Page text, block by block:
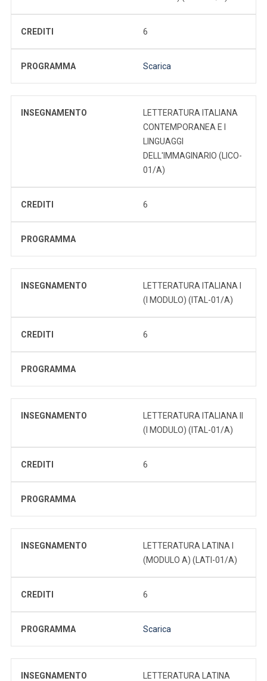
CREDITI 6
PROGRAMMA Scarica
INSEGNAMENTO
LETTERATURA ITALIANA
CONTEMPORANEA E I
LINGUAGGI
DELL'IMMAGINARIO (LICO-
01/A)
CREDITI 6
PROGRAMMA
INSEGNAMENTO
LETTERATURA ITALIANA I
(I MODULO) (ITAL-01/A)
CREDITI 6
PROGRAMMA
INSEGNAMENTO
LETTERATURA ITALIANA II
(I MODULO) (ITAL-01/A)
CREDITI 6
PROGRAMMA
INSEGNAMENTO
LETTERATURA LATINA I
(MODULO A) (LATI-01/A)
CREDITI 6
PROGRAMMA Scarica
INSEGNAMENTO
LETTERATURA LATINA